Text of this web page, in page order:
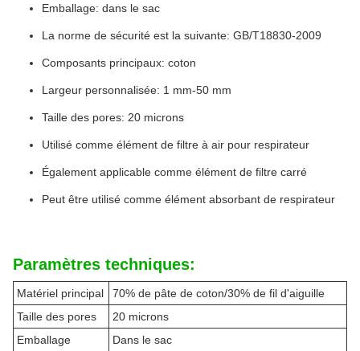
Emballage: dans le sac
La norme de sécurité est la suivante: GB/T18830-2009
Composants principaux: coton
Largeur personnalisée: 1 mm-50 mm
Taille des pores: 20 microns
Utilisé comme élément de filtre à air pour respirateur
Également applicable comme élément de filtre carré
Peut être utilisé comme élément absorbant de respirateur
Paramètres techniques:
Matériel principal
70% de pâte de coton/30% de fil d'aiguille
Taille des pores
20 microns
Emballage
Dans le sac